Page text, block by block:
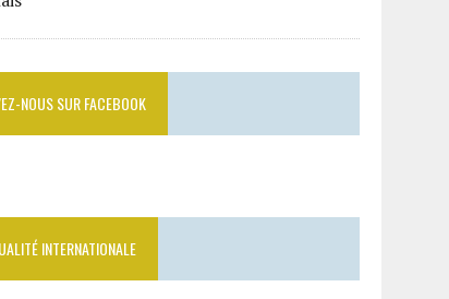
NOUS SUR FACEBOOK
INTERNATIONALE